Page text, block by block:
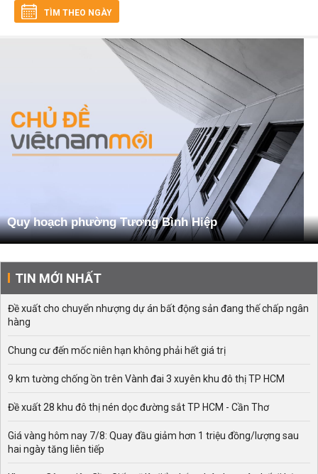
TÌM THEO NGÀY
Quy hoạch phường Tương Bình Hiệp
TIN MỚI NHẤT
Đề xuất cho chuyển nhượng dự án bất động sản đang thế chấp ngân
hàng
Chung cư đến mốc niên hạn không phải hết giá trị
9 km tường chống ồn trên Vành đai 3 xuyên khu đô thị TP HCM
Đề xuất 28 khu đô thị nén dọc đường sắt TP HCM - Cần Thơ
Giá vàng hôm nay 7/8: Quay đầu giảm hơn 1 triệu đồng/lượng sau
hai ngày tăng liên tiếp